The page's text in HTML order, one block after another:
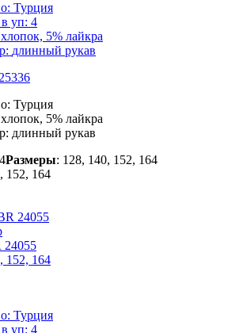
Турция
уп: 4
5% лайкра
длинный рукав
Турция
5% лайкра
длинный рукав
Размеры: 128, 140, 152, 164
152, 164
24055
152, 164
Турция
уп: 4